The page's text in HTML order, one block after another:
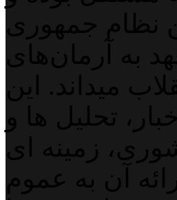
نظام جمهوری
به آرمان‌های
میداند. این
تحلیل ها و
زمینه ای
آن به عموم